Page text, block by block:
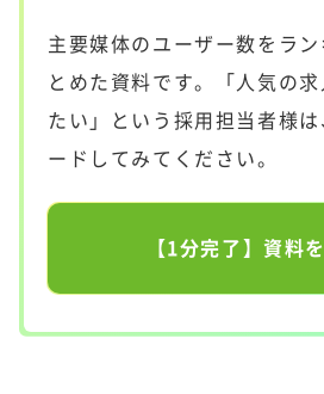
主要媒体のユーザー数をラン
とめた資料です。「人気の
たい」という採用担当者様は
ードしてみてください。
【1分完了】資料